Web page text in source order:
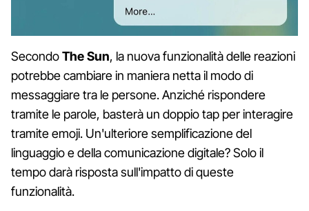
SecondoThe Sun, la nuova funzionalità delle reazioni
potrebbe cambiare in maniera netta il modo di
messaggiare tra le persone. Anziché rispondere
tramite le parole, basterà un doppio tap per interagire
tramite emoji. Un'ulteriore semplificazione del
linguaggio e della comunicazione digitale? Solo il
tempo darà risposta sull'impatto di queste
funzionalità.